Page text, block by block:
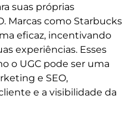
suas próprias
Marcas como Starbucks
eficaz, incentivando
experiências. Esses
o UGC pode ser uma
e SEO,
e a visibilidade da